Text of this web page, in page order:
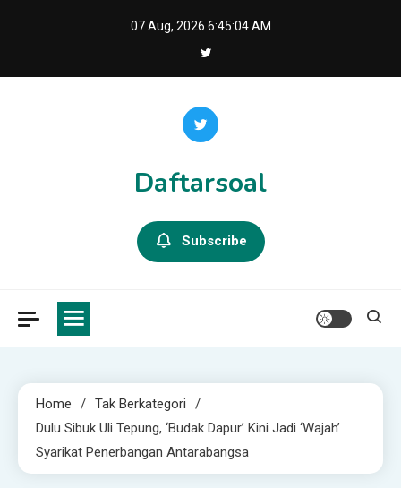
07 Aug, 2026 6:45:06 AM
Daftarsoal
Subscribe
Home
Tak Berkategori
Dulu Sibuk Uli Tepung, ‘Budak Dapur’ Kini Jadi ‘Wajah’
Syarikat Penerbangan Antarabangsa